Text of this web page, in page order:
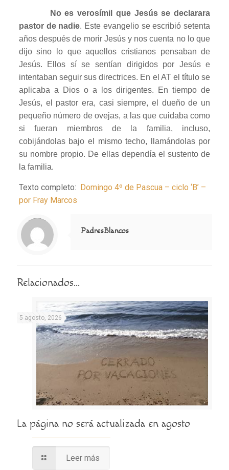
No es verosímil que Jesús se declarara
pastor de nadie. Este evangelio se escribió setenta
años después de morir Jesús y nos cuenta no lo que
dijo sino lo que aquellos cristianos pensaban de
Jesús. Ellos sí se sentían dirigidos por Jesús e
intentaban seguir sus directrices. En el AT el título se
aplicaba a Dios o a los dirigentes. En tiempo de
Jesús, el pastor era, casi siempre, el dueño de un
pequeño número de ovejas, a las que cuidaba como
si fueran miembros de la familia, incluso,
cobijándolas bajo el mismo techo, llamándolas por
su nombre propio. De ellas dependía el sustento de
la familia.
Texto completo: Domingo 4º de Pascua – ciclo ‘B’ –
por Fray Marcos
Notice
: Trying to access array offset on value of type null in
/home/misioner/public_html/padresblancos/themes/betheme/includes/content-single.php
on line
286
PadresBlancos
Relacionados...
5 agosto, 2026
La página no será actualizada en agosto
Leer más